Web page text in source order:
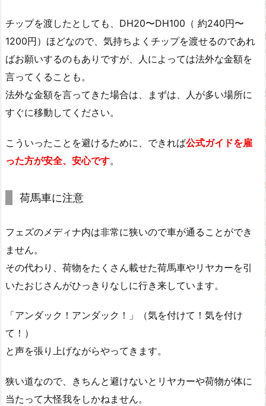
チップを渡したとしても、DH20〜DH100（ 約240円〜
1200円）ほどなので、気持ちよくチップを渡せるのであれ
ばお願いするのもありですが、人によっては法外な金額を
言ってくることも。
法外な金額を言ってきた場合は、まずは、人が多い場所に
すぐに移動してください。
こういったことを避けるために、できれば公式ガイドを雇
った方が安全、安心です。
荷馬車に注意
フェズのメディナ内は非常に狭いので車が通ることができ
ません。
その代わり、荷物をたくさん載せた荷馬車やリヤカーを引
いたおじさんがひっきりなしに行き来しています。
「アンダック！アンダック！」（気を付けて！気を付け
て！）
と声を張り上げながらやってきます。
狭い道なので、きちんと避けないとリヤカーや荷物が体に
当たって大怪我をしかねません。